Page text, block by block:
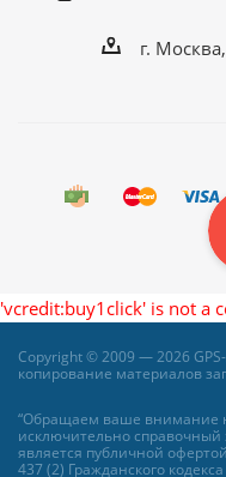
г.
'vcredit:buy1click' is not a
Copyright © 2009 — 2026
копирование материалов
“Обращаем ваше внимание
исключительно справочный
является публичной
437 (2) Гражданского